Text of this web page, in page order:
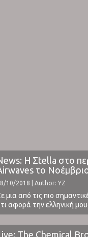
Η Σtella στο
το
10/2018 | Author: YZ
μια από τις πιο
αφορά την ελληνική
περίφημο Iceland
πιο ελπιδοφόρες
ένα χρόνο μετά τη
The Chemical